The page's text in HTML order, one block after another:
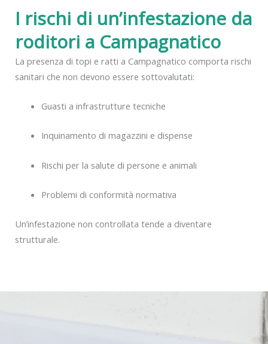
I rischi di un’infestazione da
roditori a Campagnatico
La presenza di topi e ratti a Campagnatico comporta rischi
sanitari che non devono essere sottovalutati:
Guasti a infrastrutture tecniche
Inquinamento di magazzini e dispense
Rischi per la salute di persone e animali
Problemi di conformità normativa
Un’infestazione non controllata tende a diventare
strutturale.